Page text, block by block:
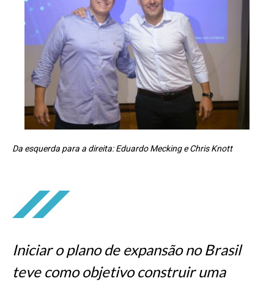
Da esquerda para a direita: Eduardo Mecking e Chris Knott
Iniciar o plano de expansão no Brasil
teve como objetivo construir uma